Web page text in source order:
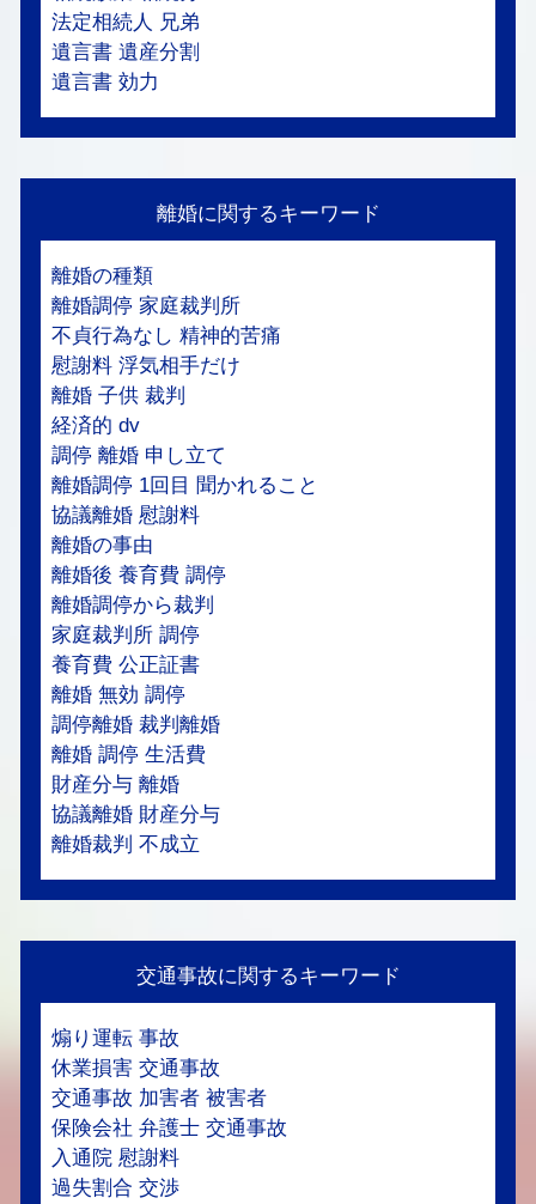
法定相続人 兄弟
遺言書 遺産分割
遺言書 効力
離婚に関するキーワード
離婚の種類
離婚調停 家庭裁判所
不貞行為なし 精神的苦痛
慰謝料 浮気相手だけ
離婚 子供 裁判
経済的 dv
調停 離婚 申し立て
離婚調停 1回目 聞かれること
協議離婚 慰謝料
離婚の事由
離婚後 養育費 調停
離婚調停から裁判
家庭裁判所 調停
養育費 公正証書
離婚 無効 調停
調停離婚 裁判離婚
離婚 調停 生活費
財産分与 離婚
協議離婚 財産分与
離婚裁判 不成立
交通事故に関するキーワード
煽り運転 事故
休業損害 交通事故
交通事故 加害者 被害者
保険会社 弁護士 交通事故
入通院 慰謝料
過失割合 交渉